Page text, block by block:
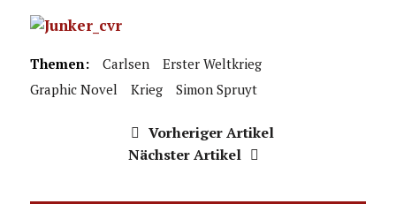
Themen: Carlsen
Erster Weltkrieg
Graphic Novel
Krieg Simon Spruyt
Vorheriger Artikel
Nächster Artikel